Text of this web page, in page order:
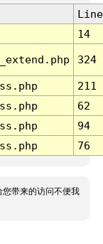
Line
14
324
211
62
94
76
您带来的访问不便我